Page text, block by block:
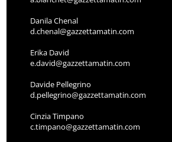
Danila Chenal
d.chenal@gazzettamatin.com
Erika David
e.david@gazzettamatin.com
Davide Pellegrino
d.pellegrino@gazzettamatin.com
Cinzia Timpano
c.timpano@gazzettamatin.com